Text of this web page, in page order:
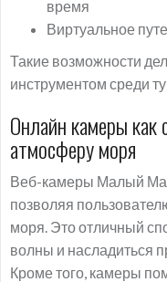
время
Виртуальное
Такие возможности
инструментом среди
Онлайн камеры как
атмосферу моря
Веб-камеры Малый
позволяя
моря. Это отличный
волны и насладиться
Кроме того, камеры